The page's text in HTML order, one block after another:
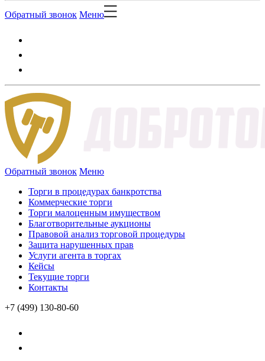
Обратный звонок Меню
Обратный звонок Меню
Торги в процедурах банкротства
Коммерческие торги
Торги малоценным имуществом
Благотворительные аукционы
Правовой анализ торговой процедуры
Защита нарушенных прав
Услуги агента в торгах
Кейсы
Текущие торги
Контакты
+7 (499) 130-80-60